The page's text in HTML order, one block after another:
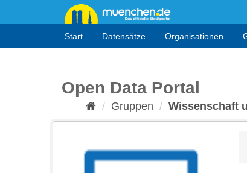
Start Datensätze Organisationen
Open Data Portal
Gruppen Wissenschaft